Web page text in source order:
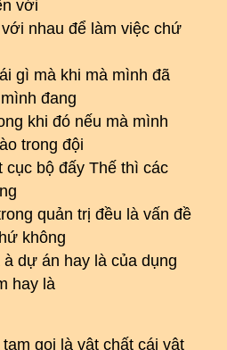
với
nhau để làm việc chứ
gì mà khi mà mình đã
đang
khi đó nếu mà mình
trong đội
bộ đấy Thế thì các
quản trị đều là vấn đề
không
dự án hay là của dụng
hay là
gọi là vật chất cái vật